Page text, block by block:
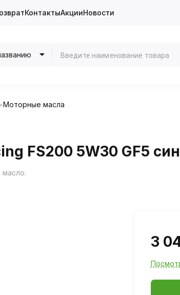
КонтактыАкцииНовости
Моторные масла
FS200 5W30 GF5
масло.
3